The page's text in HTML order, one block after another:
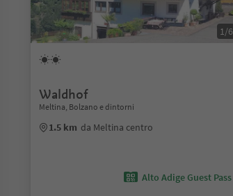
1/6
Waldhof
Meltina, Bolzano e dintorni
1.5 km da Meltina centro
Alto Adige Guest Pass